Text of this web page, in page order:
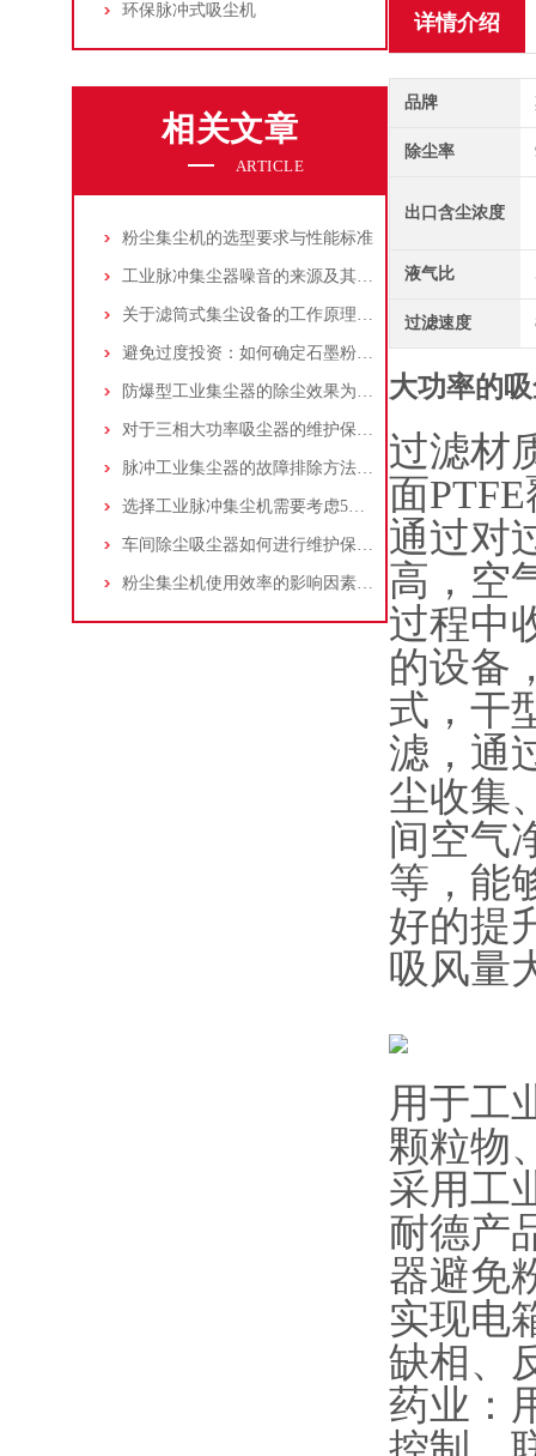
环保脉冲式吸尘机
相关文章
ARTICLE
粉尘集尘机的选型要求与性能标准
工业脉冲集尘器噪音的来源及其控制策略
关于滤筒式集尘设备的工作原理及特点说明
避免过度投资：如何确定石墨粉尘除尘器的合理价格区间
防爆型工业集尘器的除尘效果为何不佳？
对于三相大功率吸尘器的维护保养，你了解多少
脉冲工业集尘器的故障排除方法和注意事项
选择工业脉冲集尘机需要考虑5大因素,你都了解吗?
车间除尘吸尘器如何进行维护保养？
粉尘集尘机使用效率的影响因素及改进措施
详情介绍
品牌
除尘率
出口含尘浓度
液气比
过滤速度
大功率的
过滤材
面
通过对
高，空
过程中
的设备
式，干
滤，通
尘收集
间空气
等，能
好的提
吸风量
用于工
颗粒物
采用工
耐德产
器避免
实现电
缺相、
药业：